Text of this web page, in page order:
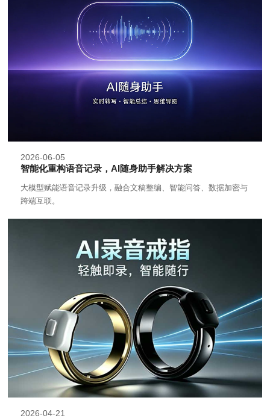
2026-06-05
智能化重构语音记录，AI随身助手解决方案
大模型赋能语音记录升级，融合文稿整编、智能问答、数据加密与
跨端互联。
2026-04-21